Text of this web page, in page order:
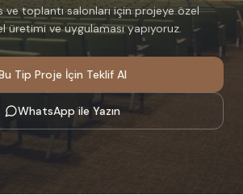
ve toplantı salonları için projeye özel
üretimi ve uygulaması yapıyoruz.
Tip Proje İçin Teklif Al
WhatsApp ile Yazın